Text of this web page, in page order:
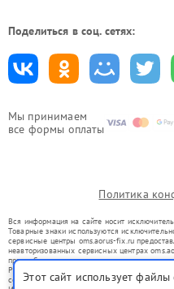
Мы принимаем
все формы оплаты
Поделиться в соц. сетях:
Политика
Вся информация на сайте носит
Товарные знаки используются
сервисные центры oms.aorus-fix.ru
неавторизованных сервисных центрах
правообладателями товарных знаков или
Ремонт осуществляется для устройств, уже
со статьей 1487 ГК РФ.
Этот сайт использует